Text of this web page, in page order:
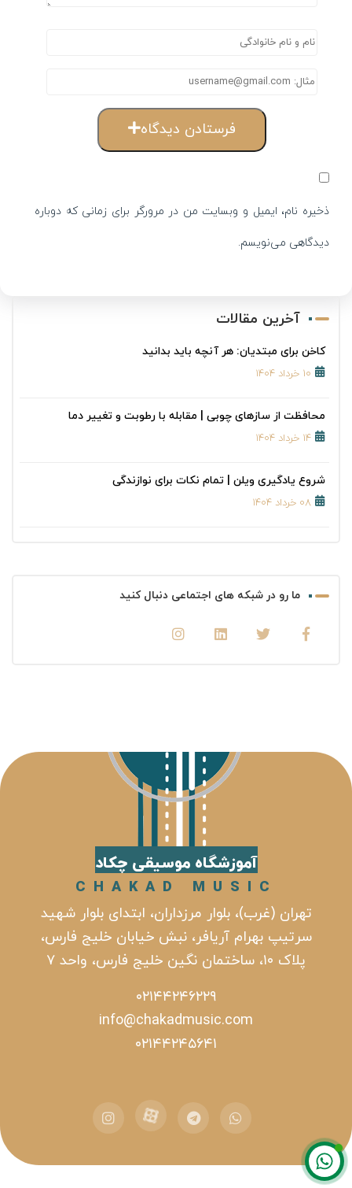
ذخیره نام، ایمیل و وبسایت من در مرورگر برای زمانی که دوباره
دیدگاهی می‌نویسم.
فرستادن دیدگاه
آخرین مقالات
کاخن برای مبتدیان: هر آنچه باید بدانید
۱۰ خرداد ۱۴۰۴
محافظت از سازهای چوبی | مقابله با رطوبت و تغییر دما
۱۴ خرداد ۱۴۰۴
شروع یادگیری ویلن | تمام نکات برای نوازندگی
۰۸ خرداد ۱۴۰۴
ما رو در شبکه های اجتماعی دنبال کنید
آموزشگاه موسیقی چکاد
CHAKAD MUSIC
تهران (غرب)، بلوار مرزداران، ابتدای بلوار شهید
سرتیپ بهرام آریافر، نبش خیابان خلیج فارس،
پلاک ۱۰، ساختمان نگین خلیج فارس، واحد ۷
۰۲۱۴۴۲۴۶۲۲۹
info@chakadmusic.com
۰۲۱۴۴۲۴۵۶۴۱